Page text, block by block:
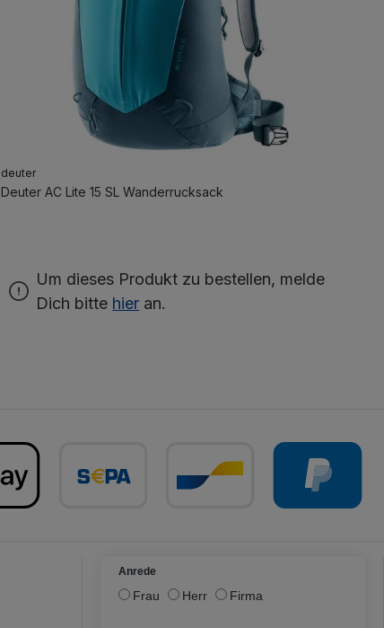
deuter
Deuter AC Lite 15 SL Wanderrucksack
Um dieses Produkt zu bestellen, melde
Dich bitte hier an.
Anrede
Frau Herr Firma